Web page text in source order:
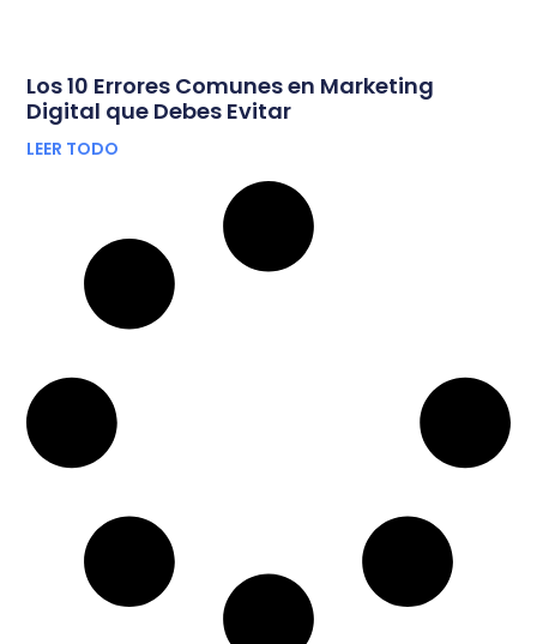
Los 10 Errores Comunes en Marketing
Digital que Debes Evitar
LEER TODO